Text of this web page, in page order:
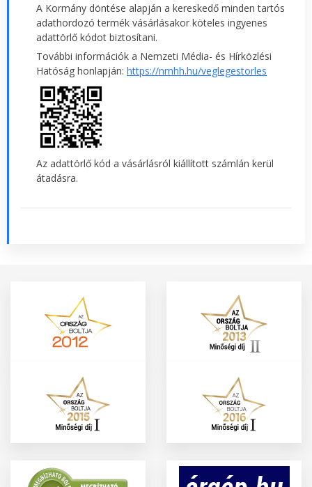
A Kormány döntése alapján a kereskedő minden tartós
adathordozó termék vásárlásakor köteles ingyenes
adattörlő kódot biztosítani.
További információk a Nemzeti Média- és Hírközlési
Hatóság honlapján: https://nmhh.hu/veglegestorles
Az adattörlő kód a vásárlásról kiállított számlán kerül
átadásra.